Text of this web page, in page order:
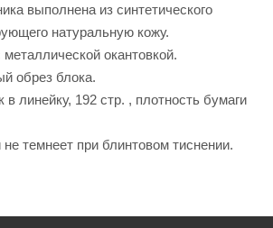
выполнена из синтетического
натуральную кожу.
окантовкой.
обрез блока.
линейку, 192 стр. , плотность бумаги
темнеет при блинтовом тиснении.